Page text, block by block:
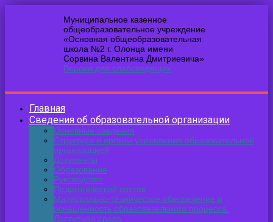
Муниципальное казенное
общеобразовательное учреждение
«Основная общеобразовательная
школа №2 г. Олонца имени
Сорвина Валентина Дмитриевича»
Версия для слабовидящих
Главная
Сведения об образовательной организации
Основные сведения
Структура и органы управления образовательной
организацией
Документы
Образование
Руководство
Педагогический состав
Материально-техническое обеспечение и
оснащенность образовательного процесса.
Доступная среда